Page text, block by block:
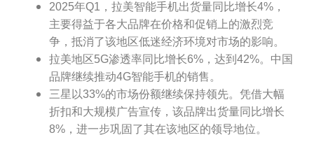
2025年Q1，拉美智能手机出货量同比增长4%，
主要得益于各大品牌在价格和促销上的激烈竞
争，抵消了该地区低迷经济环境对市场的影响。
拉美地区5G渗透率同比增长6%，达到42%。中国
品牌继续推动4G智能手机的销售。
三星以33%的市场份额继续保持领先。凭借大幅
折扣和大规模广告宣传，该品牌出货量同比增长
8%，进一步巩固了其在该地区的领导地位。